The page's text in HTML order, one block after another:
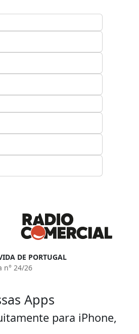
DE PORTUGAL
n° 24/26
Apps
para iPhone,